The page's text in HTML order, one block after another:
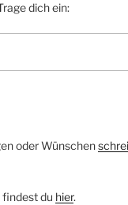
dich ein:
oder Wünschen
du hier.